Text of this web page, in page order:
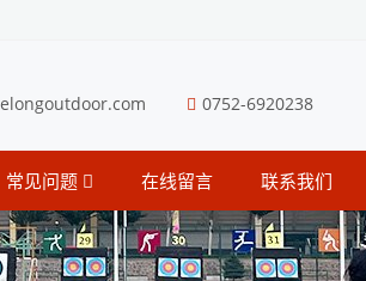
0752-6920238
常见问题 在线留言 联系我们